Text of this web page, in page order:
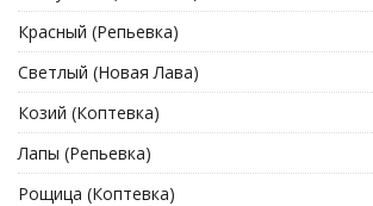
Красный (Репьевка)
Светлый (Новая Лава)
Козий (Коптевка)
Лапы (Репьевка)
Рощица (Коптевка)